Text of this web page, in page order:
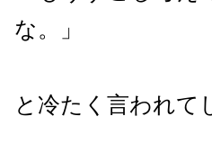
な。」
と冷たく言われて